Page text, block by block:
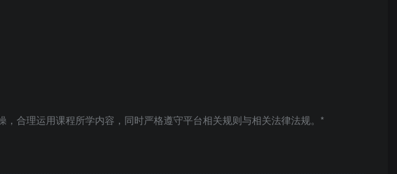
合理运用课程所学内容，同时严格遵守平台相关规则与相关法律法规。*